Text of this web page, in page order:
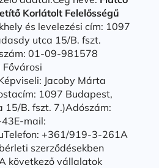
Korlátolt Felelősségű
és levelezési cím: 1097
utca 15/B. fszt.
01-09-981578
Jacoby Márta
1097 Budapest,
15/B. fszt. 7.)Adószám:
mail:
+361/919-3-261A
szerződésekben
következő vállalatok